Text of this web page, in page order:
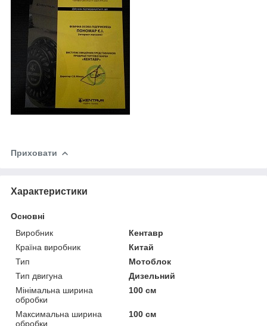
Приховати
Характеристики
Основні
Виробник
Кентавр
Країна виробник
Китай
Тип
Мотоблок
Тип двигуна
Дизельний
Мінімальна ширина
обробки
100 см
Максимальна ширина
обробки
100 см